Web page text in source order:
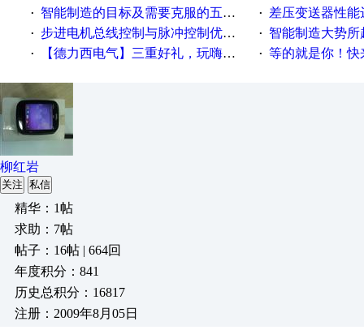
· 智能制造的目标及需要克服的五个障碍 · 差压变送器性能达
· 步进电机总线控制与脉冲控制优缺点 · 智能制造大势所趋
· 【德力西电气】三重好礼，玩嗨夏日！ · 等的就是你！快来
柳红岩
关注 私信
精华：1帖
求助：7帖
帖子：16帖 | 664回
年度积分：841
历史总积分：16817
注册：2009年8月05日